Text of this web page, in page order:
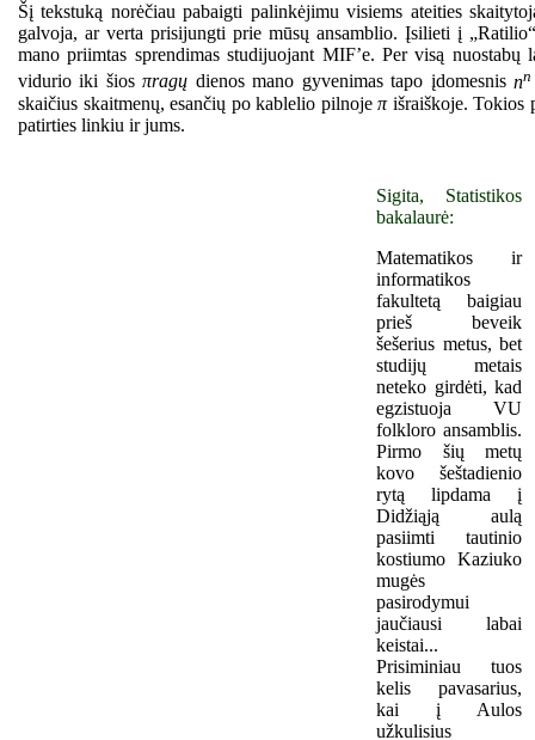
Šį tekstuką norėčiau pabaigti palinkėjimu visiems ateities
galvoja, ar verta prisijungti prie mūsų ansamblio. Įsilieti į
mano priimtas sprendimas studijuojant MIF’e. Per visą nuostabų
vidurio iki šiosπragų dienos mano gyvenimas tapo įdomesnisn
skaičius skaitmenų, esančių po kablelio pilnoje πišraiškoje. Tokios
patirties linkiu ir jums.
Sigita, Statistikos
bakalaurė:
Matematikos ir
informatikos
fakultetą baigiau
prieš beveik
šešerius metus, bet
studijų metais
neteko girdėti, kad
egzistuoja VU
folkloro ansamblis.
Pirmo šių metų
kovo šeštadienio
rytą lipdama į
Didžiąją aulą
pasiimti tautinio
kostiumo Kaziuko
mugės
pasirodymui
jaučiausi labai
keistai...
Prisiminiau tuos
kelis pavasarius,
kai į Aulos
užkulisius